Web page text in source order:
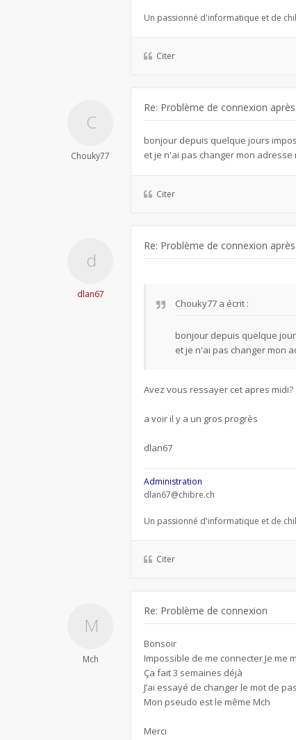
Un passionné d'informatique et de
Citer
Chouky77
Re: Problème de connexion
bonjour depuis quelque jours
et je n'ai pas changer mon adresse
Citer
dlan67
Re: Problème de connexion
Chouky77 a écrit :
bonjour depuis quelque
et je n'ai pas changer mon
Avez vous ressayer cet apres midi?
a voir il y a un gros progrès
dlan67
Administration
dlan67@chibre.ch
Un passionné d'informatique et de
Citer
Mch
Re: Problème de connexion
Bonsoir
Impossible de me connecter Je me
Ça fait 3 semaines déjà
J’ai essayé de changer le mot de
Mon pseudo est le même Mch
Merci